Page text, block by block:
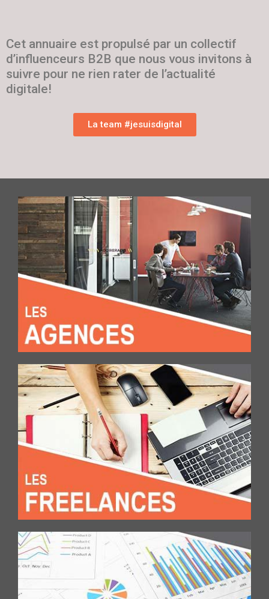
Cet annuaire est propulsé par un collectif
d’influenceurs B2B que nous vous invitons à
suivre pour ne rien rater de l’actualité
digitale!
La team #jesuisdigital